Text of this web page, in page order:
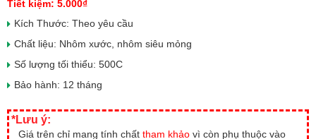
Tiết kiệm: 5.000₫
Kích Thước: Theo yêu cầu
Chất liệu: Nhôm xước, nhôm siêu mỏng
Số lượng tối thiểu: 500C
Bảo hành: 12 tháng
*Lưu ý:
Giá trên chỉ mang tính chất tham khảo vì còn phụ thuộc vào